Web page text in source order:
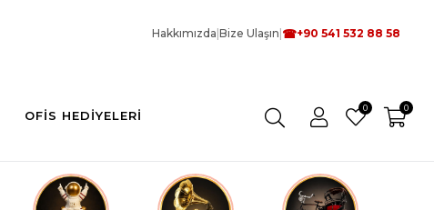
OFIS HEDIYELERI
0 0
Hakkımızda Bize Ulaşın ☎+90 541 532 88 58